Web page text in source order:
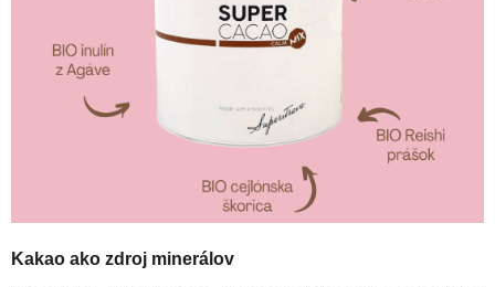
Kakao ako zdroj minerálov